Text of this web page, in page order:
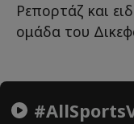
Ρεπορτάζ και
ομάδα του